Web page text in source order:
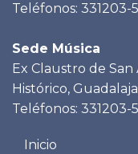
Teléfonos: 331203-
Sede Música
Ex Claustro de
Histórico,
Teléfonos: 331203-
Menu
Inicio